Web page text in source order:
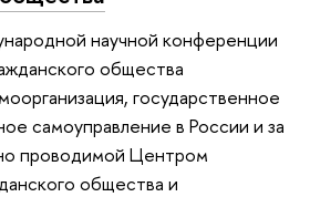
научной конференции
общества
государственное
самоуправление в России и за
проводимой Центром
общества и